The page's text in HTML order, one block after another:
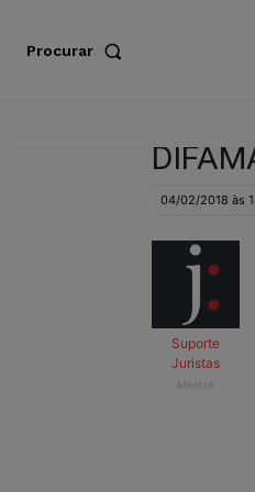
Procurar
04/02/2018 às
Suporte
Juristas
Mestre